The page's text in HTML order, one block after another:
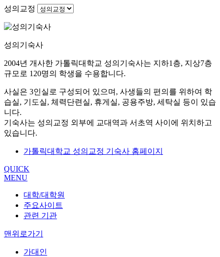
성의교정
성의기숙사
2004년 개사한 가톨릭대학교 성의기숙사는 지하1층, 지상7층
규모로 120명의 학생을 수용합니다.
사실은 3인실로 구성되어 있으며, 사생들의 편의를 위하여 학
습실, 기도실, 체력단련실, 휴게실, 공용주방, 세탁실 등이 있습
니다.
기숙사는 성의교정 외부에 교대역과 서초역 사이에 위치하고
있습니다.
가톨릭대학교 성의교정 기숙사 홈페이지
QUICK
MENU
대학/대학원
주요사이트
관련 기관
맨위로가기
가대인